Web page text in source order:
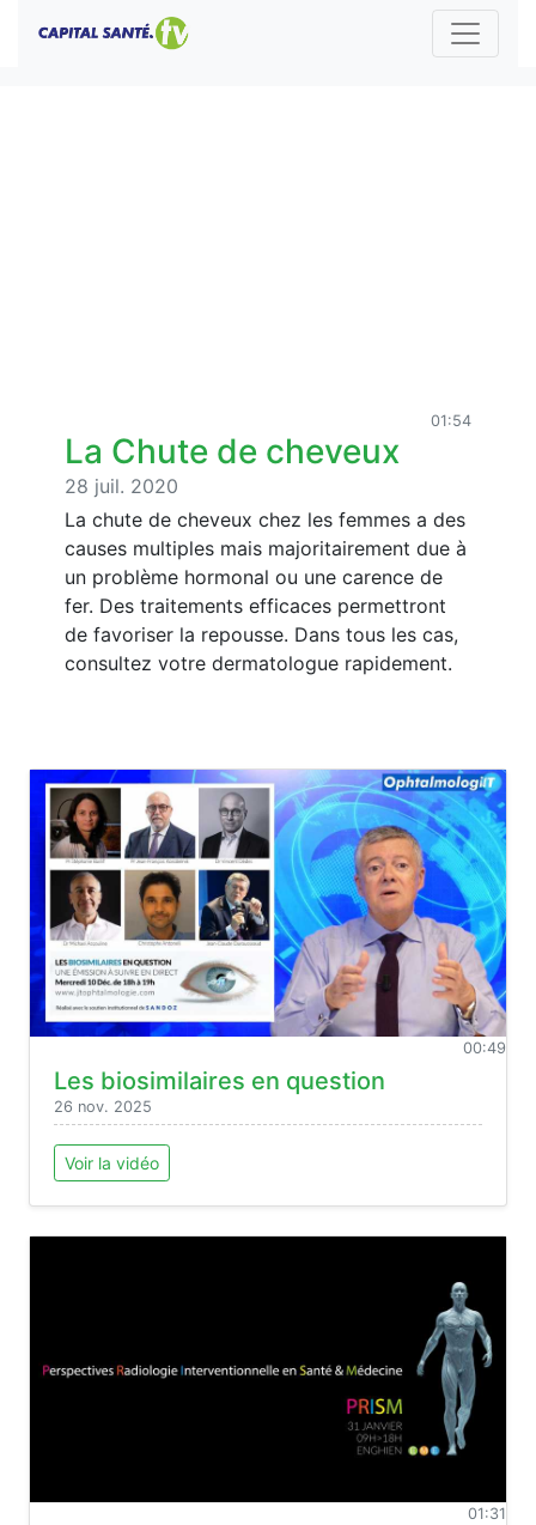
01:54
La Chute de cheveux
28 juil. 2020
La chute de cheveux chez les femmes a des
causes multiples mais majoritairement due à
un problème hormonal ou une carence de
fer. Des traitements efficaces permettront
de favoriser la repousse. Dans tous les cas,
consultez votre dermatologue rapidement.
00:49
Les biosimilaires en question
26 nov. 2025
Voir la vidéo
01:31